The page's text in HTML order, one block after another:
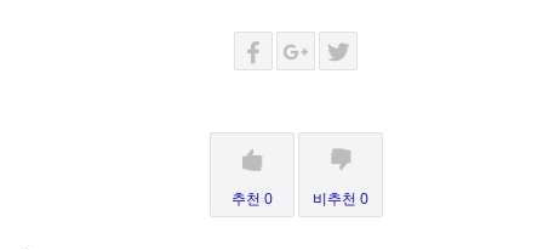
추천 0 비추천 0